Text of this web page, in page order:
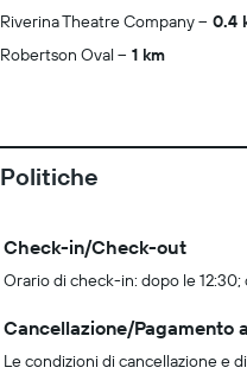
Riverina Theatre Company
0.4
Robertson Oval
1 km
Politiche
Check-in/Check-out
Orario di check-in: dopo le
Cancellazione/Pagamento
Le condizioni di cancellazione e